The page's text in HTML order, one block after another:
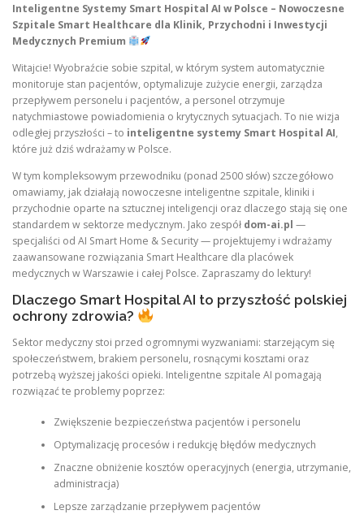
Inteligentne Systemy Smart Hospital AI w Polsce – Nowoczesne
Szpitale Smart Healthcare dla Klinik, Przychodni i Inwestycji
Medycznych Premium
Witajcie! Wyobraźcie sobie szpital, w którym system automatycznie
monitoruje stan pacjentów, optymalizuje zużycie energii, zarządza
przepływem personelu i pacjentów, a personel otrzymuje
natychmiastowe powiadomienia o krytycznych sytuacjach. To nie wizja
odległej przyszłości – to inteligentne systemy Smart Hospital AI,
które już dziś wdrażamy w Polsce.
W tym kompleksowym przewodniku (ponad 2500 słów) szczegółowo
omawiamy, jak działają nowoczesne inteligentne szpitale, kliniki i
przychodnie oparte na sztucznej inteligencji oraz dlaczego stają się one
standardem w sektorze medycznym. Jako zespół dom-ai.pl —
specjaliści od AI Smart Home & Security — projektujemy i wdrażamy
zaawansowane rozwiązania Smart Healthcare dla placówek
medycznych w Warszawie i całej Polsce. Zapraszamy do lektury!
Dlaczego Smart Hospital AI to przyszłość polskiej
ochrony zdrowia?
Sektor medyczny stoi przed ogromnymi wyzwaniami: starzejącym się
społeczeństwem, brakiem personelu, rosnącymi kosztami oraz
potrzebą wyższej jakości opieki. Inteligentne szpitale AI pomagają
rozwiązać te problemy poprzez:
Zwiększenie bezpieczeństwa pacjentów i personelu
Optymalizację procesów i redukcję błędów medycznych
Znaczne obniżenie kosztów operacyjnych (energia, utrzymanie,
administracja)
Lepsze zarządzanie przepływem pacjentów